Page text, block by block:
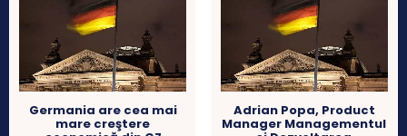
Germania are cea mai
mare creştere
Adrian Popa, Product
Manager Managementul